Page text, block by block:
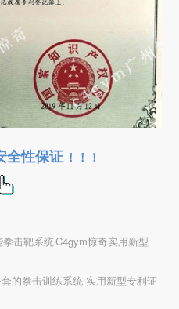
全性保证 ！！！
击靶系统 C4gym惊奇实用新型
的拳击训练系统-实用新型专利证